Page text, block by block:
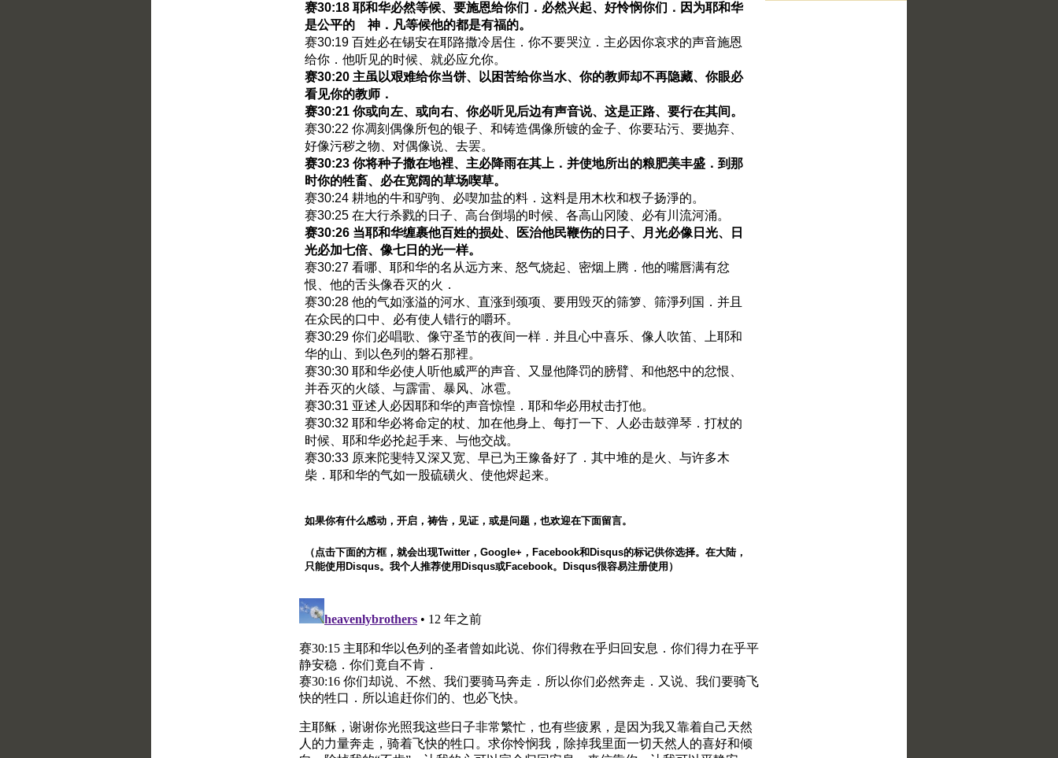
赛30:18 耶和华必然等候、要施恩给你们．必然兴起、好怜悯你们．因为耶和华
是公平的 神．凡等候他的都是有福的。
赛30:19 百姓必在锡安在耶路撒冷居住．你不要哭泣．主必因你哀求的声音施恩
给你．他听见的时候、就必应允你。
赛30:20 主虽以艰难给你当饼、以困苦给你当水、你的教师却不再隐藏、你眼必
看见你的教师．
赛30:21 你或向左、或向右、你必听见后边有声音说、这是正路、要行在其间。
赛30:22 你凋刻偶像所包的银子、和铸造偶像所镀的金子、你要玷污、要抛弃、
好像污秽之物、对偶像说、去罢。
赛30:23 你将种子撒在地裡、主必降雨在其上．并使地所出的粮肥美丰盛．到那
时你的牲畜、必在宽阔的草场喫草。
赛30:24 耕地的牛和驴驹、必喫加盐的料．这料是用木杴和杈子扬淨的。
赛30:25 在大行杀戮的日子、高台倒塌的时候、各高山冈陵、必有川流河涌。
赛30:26 当耶和华缠裹他百姓的损处、医治他民鞭伤的日子、月光必像日光、日
光必加七倍、像七日的光一样。
赛30:27 看哪、耶和华的名从远方来、怒气烧起、密烟上腾．他的嘴唇满有忿
恨、他的舌头像吞灭的火．
赛30:28 他的气如涨溢的河水、直涨到颈项、要用毁灭的筛箩、筛淨列国．并且
在众民的口中、必有使人错行的嚼环。
赛30:29 你们必唱歌、像守圣节的夜间一样．并且心中喜乐、像人吹笛、上耶和
华的山、到以色列的磐石那裡。
赛30:30 耶和华必使人听他威严的声音、又显他降罚的膀臂、和他怒中的忿恨、
并吞灭的火燄、与霹雷、暴风、冰雹。
赛30:31 亚述人必因耶和华的声音惊惶．耶和华必用杖击打他。
赛30:32 耶和华必将命定的杖、加在他身上、每打一下、人必击鼓弹琴．打杖的
时候、耶和华必抡起手来、与他交战。
赛30:33 原来陀斐特又深又宽、早已为王豫备好了．其中堆的是火、与许多木
柴．耶和华的气如一股硫磺火、使他烬起来。
如果你有什么感动，开启，祷告，见证，或是问题，也欢迎在下面留言。
（点击下面的方框，就会出现Twitter，Google+，Facebook和Disqus的标记供你选择。在大陆，
只能使用Disqus。我个人推荐使用Disqus或Facebook。Disqus很容易注册使用）